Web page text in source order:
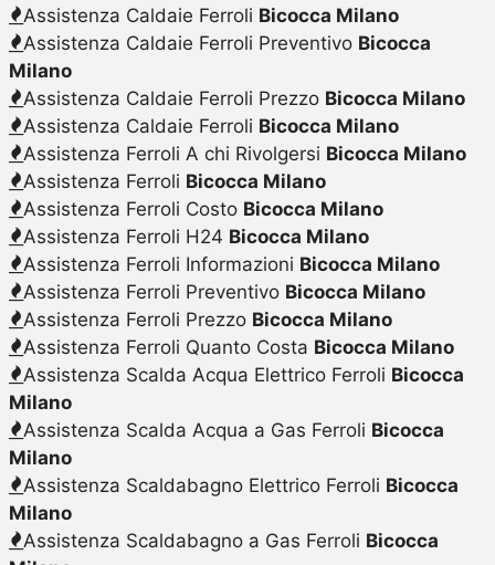
Assistenza Caldaie Ferroli Bicocca Milano
Assistenza Caldaie Ferroli Preventivo Bicocca
Milano
Assistenza Caldaie Ferroli Prezzo Bicocca Milano
Assistenza Caldaie Ferroli Bicocca Milano
Assistenza Ferroli A chi Rivolgersi Bicocca Milano
Assistenza Ferroli Bicocca Milano
Assistenza Ferroli Costo Bicocca Milano
Assistenza Ferroli H24 Bicocca Milano
Assistenza Ferroli Informazioni Bicocca Milano
Assistenza Ferroli Preventivo Bicocca Milano
Assistenza Ferroli Prezzo Bicocca Milano
Assistenza Ferroli Quanto Costa Bicocca Milano
Assistenza Scalda Acqua Elettrico Ferroli Bicocca
Milano
Assistenza Scalda Acqua a Gas Ferroli Bicocca
Milano
Assistenza Scaldabagno Elettrico Ferroli Bicocca
Milano
Assistenza Scaldabagno a Gas Ferroli Bicocca